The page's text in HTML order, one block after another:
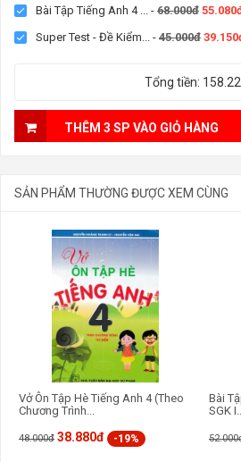
Bài Tập Tiếng Anh 4 ... - 68.000đ
Super Test - Đề Kiểm... - 45.000đ
Tổng tiền:
THÊM 3 SP VÀO GIỎ HÀNG
SẢN PHẨM THƯỜNG ĐƯỢC XEM CÙNG
Vở Ôn Tập Hè Tiếng Anh 4 (Theo
Chương Trình...
48.000đ 38.880đ -19%
Bài
SGK